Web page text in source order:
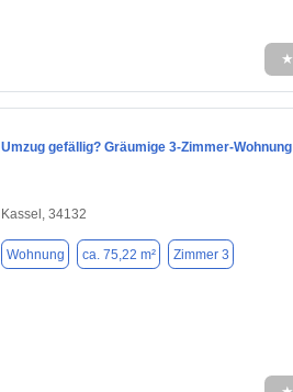
★
Umzug gefällig? Gräumige 3-Zimmer-Wohnung
Kassel, 34132
Wohnung ca. 75,22 m² Zimmer 3